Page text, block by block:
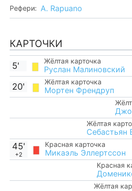
Рефери: A. Rapuano
КАРТОЧКИ
Жёлтая карточка
Руслан Малиновский
5'
Жёлтая карточка
Мортен Френдруп
20'
Жёлтая
Себастьян
Красная карточка
Микаэль Эллертссон
45'
+2
Красная
Жёлтая